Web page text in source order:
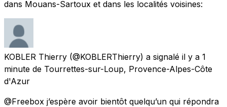
dans Mouans-Sartoux et dans les localités voisines:
KOBLER Thierry (@KOBLERThierry) a signalé il y a 1
minute de Tourrettes-sur-Loup, Provence-Alpes-Côte
d'Azur
@Freebox j’espère avoir bientôt quelqu’un qui répondra